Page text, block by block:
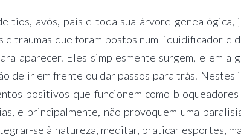
tios, avós, pais e toda sua árvore genealógica,
e traumas que foram postos num liquidificador e
aparecer. Eles simplesmente surgem, e em
de ir em frente ou dar passos para trás.
positivos que funcionem como
e principalmente, não provoquem uma
se à natureza, meditar, praticar esportes,